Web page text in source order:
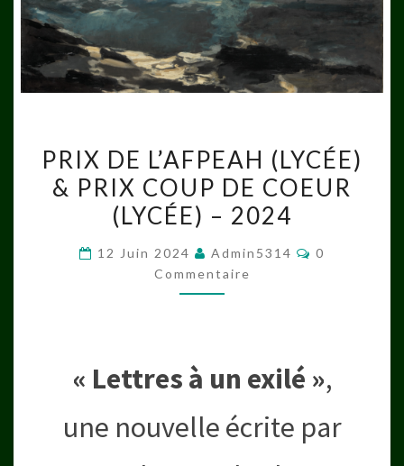
DE
L’AFPEAH
(LYCÉE)
PRIX
–
PRIX DE L’AFPEAH (LYCÉE)
& PRIX COUP DE COEUR
(LYCÉE) – 2024
12 Juin 2024 Admin5314
0
Commentaire
« Lettres à un exilé »,
une nouvelle écrite par